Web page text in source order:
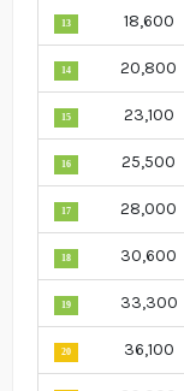
13 18,600
14 20,800
15 23,100
16 25,500
17 28,000
18 30,600
19 33,300
20 36,100